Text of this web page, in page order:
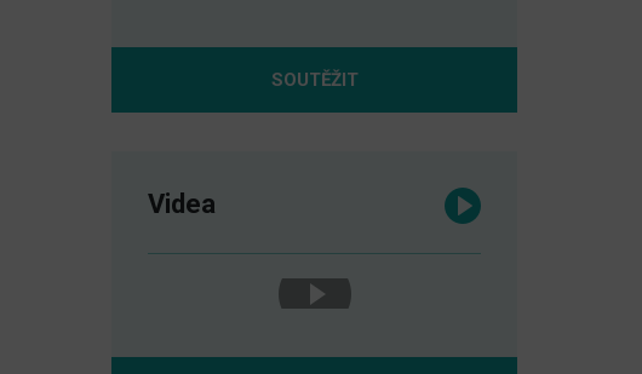
SOUTĚŽIT
Videa